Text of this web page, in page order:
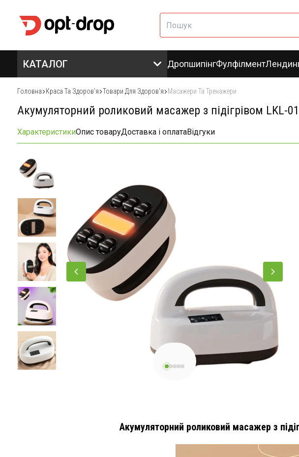
КАТАЛОГ ДропшипінгФулфілмент
Головна Краса Та Здоровʼя Товари Для Здоровʼя Масажери Та Тренажери
Акумуляторний роликовий масажер з підігрівом LKL-
ХарактеристикиОпис товаруДоставка і оплатаВідгуки
Акумуляторний роликовий масажер з